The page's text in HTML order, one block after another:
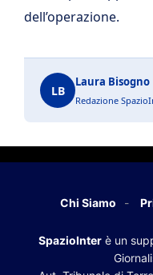
dell’operazione.
LB
Laura Bisogno
Redazione
Chi Siamo
SpazioInter è un